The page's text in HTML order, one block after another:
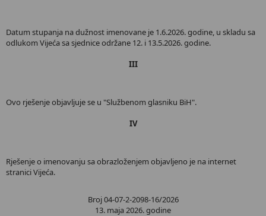
Datum stupanja na dužnost imenovane je 1.6.2026. godine, u skladu sa
odlukom Vijeća sa sjednice održane 12. i 13.5.2026. godine.
III
Ovo rješenje objavljuje se u "Službenom glasniku BiH".
IV
Rješenje o imenovanju sa obrazloženjem objavljeno je na internet
stranici Vijeća.
Broj 04-07-2-2098-16/2026
13. maja 2026. godine